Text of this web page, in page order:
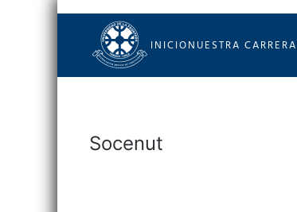
Skip to main contentINICIONUESTRA CARRERA
Socenut